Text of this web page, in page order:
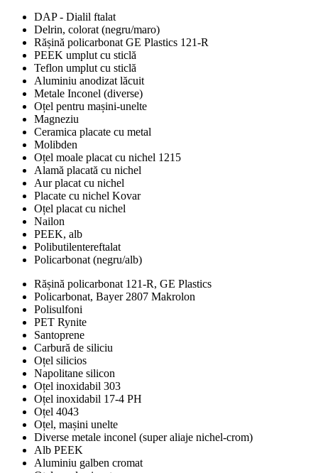
DAP - Dialil ftalat
Delrin, colorat (negru/maro)
Rășină policarbonat GE Plastics 121-R
PEEK umplut cu sticlă
Teflon umplut cu sticlă
Aluminiu anodizat lăcuit
Metale Inconel (diverse)
Oțel pentru mașini-unelte
Magneziu
Ceramica placate cu metal
Molibden
Oțel moale placat cu nichel 1215
Alamă placată cu nichel
Aur placat cu nichel
Placate cu nichel Kovar
Oțel placat cu nichel
Nailon
PEEK, alb
Polibutilentereftalat
Policarbonat (negru/alb)
Rășină policarbonat 121-R, GE Plastics
Policarbonat, Bayer 2807 Makrolon
Polisulfoni
PET Rynite
Santoprene
Carbură de siliciu
Oțel silicios
Napolitane silicon
Oțel inoxidabil 303
Oțel inoxidabil 17-4 PH
Oțel 4043
Oțel, mașini unelte
Diverse metale inconel (super aliaje nichel-crom)
Alb PEEK
Aluminiu galben cromat